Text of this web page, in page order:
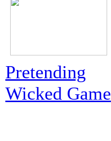
Pretending
Wicked Game